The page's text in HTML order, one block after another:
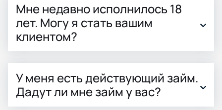
Мне недавно исполнилось 18
лет. Могу я стать вашим
клиентом?
У меня есть действующий займ.
Дадут ли мне займ у вас?